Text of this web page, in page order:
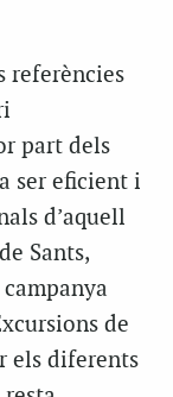
referències
part dels
ser eficient i
d’aquell
Sants,
de
els diferents